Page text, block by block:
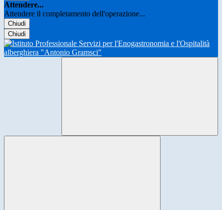
Attendere...
Attendere il completamento dell'operazione...
Chiudi
Chiudi